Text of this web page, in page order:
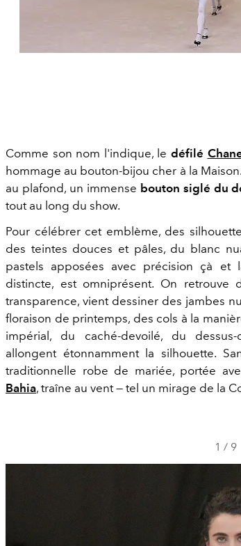
Comme son nom l'indique, le défilé
hommage au bouton-bijou cher à la
au plafond, un immense bouton siglé du
tout au long du show.
Pour célébrer cet emblème, des
des teintes douces et pâles, du blanc
pastels apposées avec précision çà et
distincte, est omniprésent. On
transparence, vient dessiner des jambes
floraison de printemps, des cols à la
impérial, du caché-devoilé, du
allongent étonnamment la silhouette.
traditionnelle robe de mariée, portée
Bahia, traîne au vent — tel un mirage de la
1 / 9